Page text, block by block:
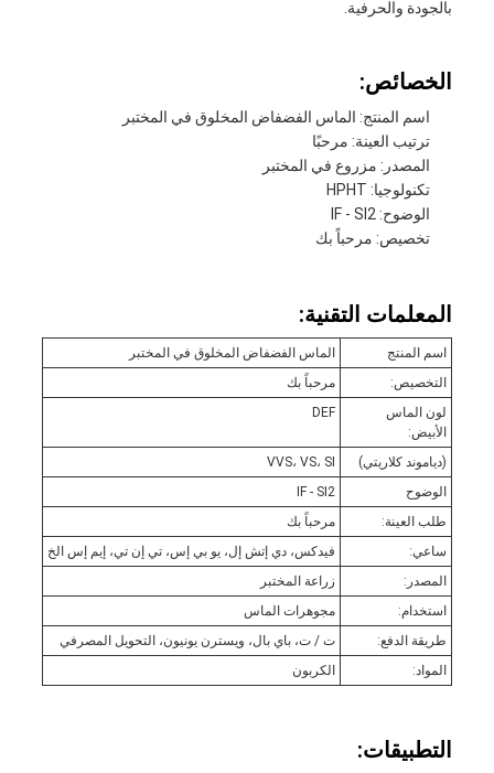
بالجودة والحرفية.
الخصائص:
اسم المنتج: الماس الفضفاض المخلوق في المختبر
ترتيب العينة: مرحبًا
المصدر: مزروع في المختبر
تكنولوجيا: HPHT
الوضوح: IF - SI2
تخصيص: مرحباً بك
المعلمات التقنية:
اسم المنتج
الماس الفضفاض المخلوق في المختبر
التخصيص:
مرحباً بك
لون الماس
الأبيض:
DEF
(دياموند كلاريتي)
VVS، VS، SI
الوضوح
IF - SI2
طلب العينة:
مرحباً بك
ساعي:
فيدكس، دي إتش إل، يو بي إس، تي إن تي، إيم إس الخ
المصدر:
زراعة المختبر
استخدام:
مجوهرات الماس
طريقة الدفع:
ت / ت، باي بال، ويسترن يونيون، التحويل المصرفي
المواد:
الكربون
التطبيقات: